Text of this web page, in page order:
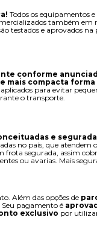
Todos os equipamentos
também em
testados e aprovados
conforme
mais compacta forma
aplicados para evitar
o transporte.
e
no país, que atendem
frota segurada, assim
ou avarias. Mais
Além das opções de
Seu pagamento é
exclusivo por